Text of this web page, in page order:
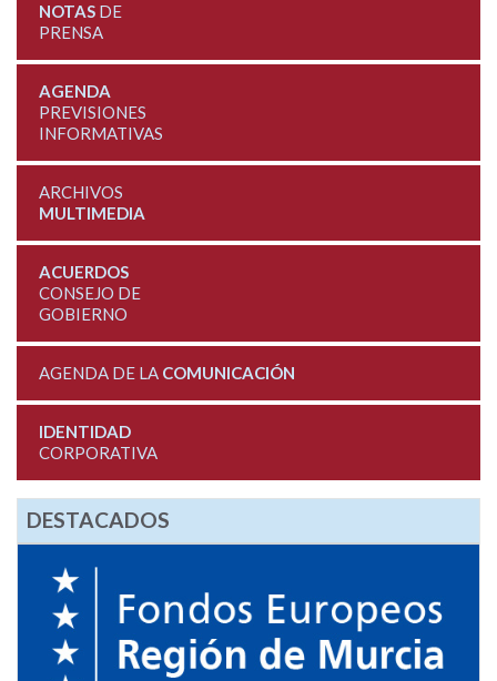
NOTASDE
PRENSA
AGENDA
PREVISIONES
INFORMATIVAS
ARCHIVOS
MULTIMEDIA
ACUERDOS
CONSEJO DE
GOBIERNO
AGENDA DE LA COMUNICACIÓN
IDENTIDAD
CORPORATIVA
DESTACADOS